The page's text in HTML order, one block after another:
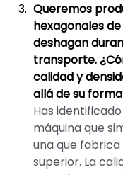
Queremos
hexagonales
deshagan
transporte.
calidad y
allá de su
Has
máquina que
una que
superior. La